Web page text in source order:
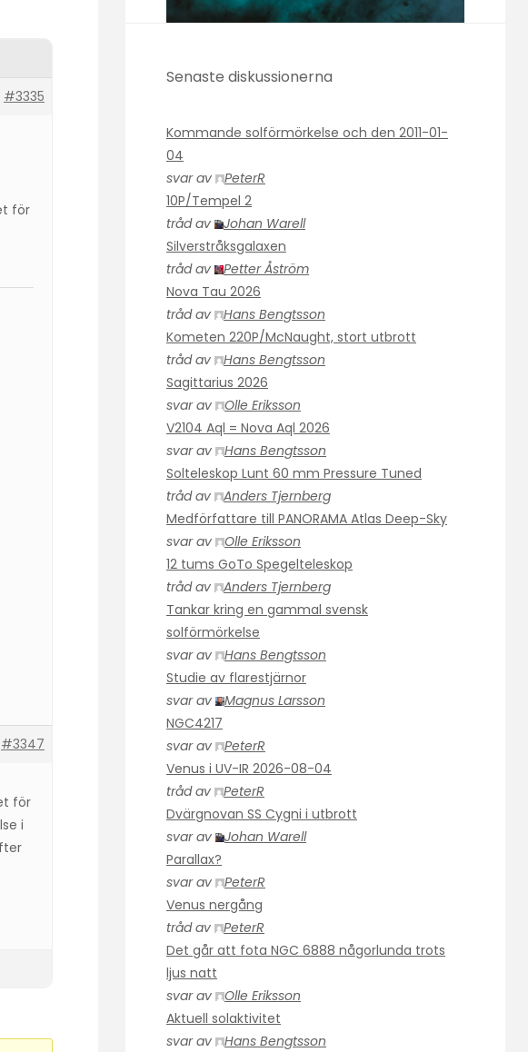
#3335
för
#3347
för
i
Senaste diskussionerna
Kommande solförmörkelse och den 2011-01-
04
svar av
PeterR
10P/Tempel 2
tråd av
Johan Warell
Silverstråksgalaxen
tråd av
Petter Åström
Nova Tau 2026
tråd av
Hans Bengtsson
Kometen 220P/McNaught, stort utbrott
tråd av
Hans Bengtsson
Sagittarius 2026
svar av
Olle Eriksson
V2104 Aql = Nova Aql 2026
svar av
Hans Bengtsson
Solteleskop Lunt 60 mm Pressure Tuned
tråd av
Anders Tjernberg
Medförfattare till PANORAMA Atlas Deep-Sky
svar av
Olle Eriksson
12 tums GoTo Spegelteleskop
tråd av
Anders Tjernberg
Tankar kring en gammal svensk
solförmörkelse
svar av
Hans Bengtsson
Studie av flarestjärnor
svar av
Magnus Larsson
NGC4217
svar av
PeterR
Venus i UV-IR 2026-08-04
tråd av
PeterR
Dvärgnovan SS Cygni i utbrott
svar av
Johan Warell
Parallax?
svar av
PeterR
Venus nergång
tråd av
PeterR
Det går att fota NGC 6888 någorlunda trots
ljus natt
svar av
Olle Eriksson
Aktuell solaktivitet
svar av
Hans Bengtsson